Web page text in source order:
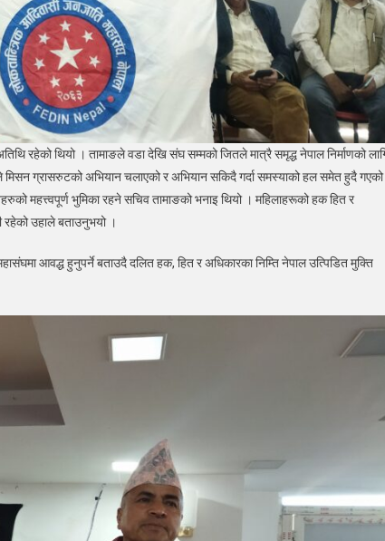
रहेको थियो । तामाङले वडा देखि संघ सम्मको जितले मात्रै समृद्ध नेपाल निर्माणको
ग्रासरुटको अभियान चलाएको र अभियान सकिदै गर्दा समस्याको हल समेत हुदै गएको
महत्त्वपूर्ण भुमिका रहने सचिव तामाङको भनाइ थियो । महिलाहरूको हक हित र
रहेको उहाले बताउनुभयो ।
आवद्ध हुनुपर्ने बताउदै दलित हक, हित र अधिकारका निम्ति नेपाल उत्पिडित मुक्ति